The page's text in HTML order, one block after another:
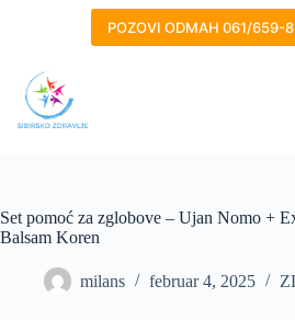
POZOVI ODMAH 061/659-
Set pomoć za zglobove – Ujan Nomo +
Balsam Koren
milans februar 4, 2025